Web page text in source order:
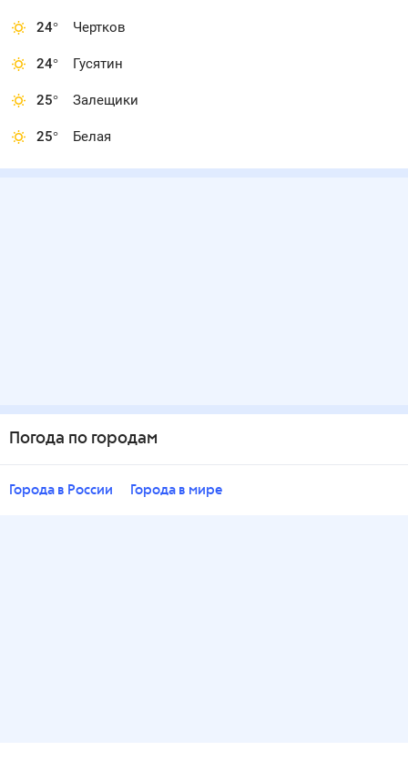
24° Чертков
24° Гусятин
25° Залещики
25° Белая
Погода по городам
Города в России Города в мире